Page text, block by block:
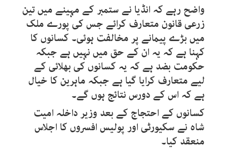
واضح رہے کہ انڈیا نے ستمبر کے مہینے میں تین
زرعی قانون متعارف کرائے جس کی پورے ملک
میں بڑے پیمانے پر مخالفت ہوئی۔ کسانوں کا
کہنا ہے کہ یہ ان کے حق میں نہیں ہے جبکہ
حکومت بضد ہے کہ یہ کسانوں کی بھلائی کے
لیے متعارف کرایا گیا ہے جبکہ ماہرین کا خیال
ہے کہ اس کے دورس نتائج ہوں گے۔
کسانوں کے احتجاج کے بعد وزیر داخلہ امیت
شاہ نے سکیورٹی اور پولیس افسروں کا اجلاس
منعقد کیا۔